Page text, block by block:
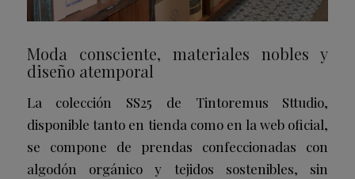
Moda consciente, materiales nobles y
diseño atemporal
La colección SS25 de Tintoremus Sttudio,
disponible tanto en tienda como en la web oficial,
se compone de prendas confeccionadas con
algodón orgánico y tejidos sostenibles, sin